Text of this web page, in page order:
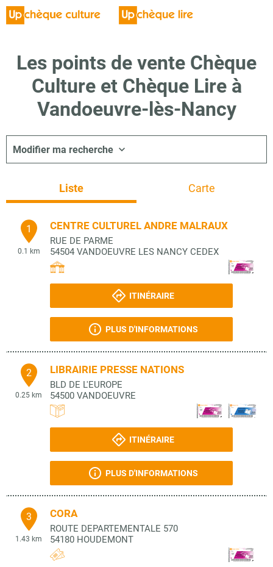
Les points de vente Chèque
Culture et Chèque Lire à
Vandoeuvre-lès-Nancy
Modifier ma recherche
Liste Carte
1
0.1 km
CENTRE CULTUREL ANDRE MALRAUX
RUE DE PARME
54504 VANDOEUVRE LES NANCY CEDEX
ITINÉRAIRE
PLUS D'INFORMATIONS
2
0.25 km
LIBRAIRIE PRESSE NATIONS
BLD DE L'EUROPE
54500 VANDOEUVRE
ITINÉRAIRE
PLUS D'INFORMATIONS
3
1.43 km
CORA
ROUTE DEPARTEMENTALE 570
54180 HOUDEMONT